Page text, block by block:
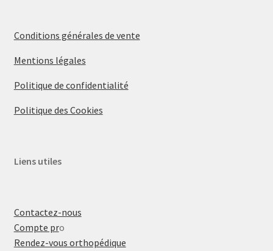
Conditions générales de vente
Mentions légales
Politique de confidentialité
Politique des Cookies
Liens utiles
Contactez-nous
Compte pro
Rendez-vous orthopédique